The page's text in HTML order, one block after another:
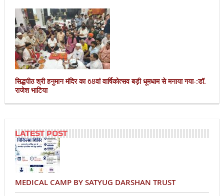
सिद्धपीठ श्री हनुमान मंदिर का 68वां वार्षिकोत्सव बड़ी धूमधाम से मनाया गया-:डॉ.
राजेश भाटिया
LATEST POST
MEDICAL CAMP BY SATYUG DARSHAN TRUST